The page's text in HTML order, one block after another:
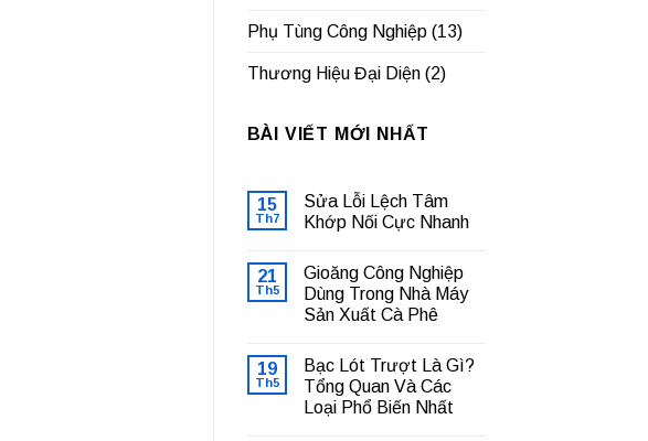
Phụ Tùng Công Nghiệp(13)
Thương Hiệu Đại Diện(2)
BÀI VIẾT MỚI NHẤT
15
Th7
Sửa Lỗi Lệch Tâm
Khớp Nối Cực Nhanh
bình
luận
ở
Sửa
Tâm
Khớp
Nối
Cực
Nhanh
21
Th5
Gioăng Công Nghiệp
Dùng Trong Nhà Máy
Sản Xuất Cà Phê
bình
luận
ở
Gioăng
19
Th5
Bạc Lót Trượt Là Gì?
Tổng Quan Và Các
Loại Phổ Biến Nhất